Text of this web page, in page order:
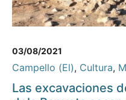
03/08/2021
Campello (El), Cultura,
Las excavaciones